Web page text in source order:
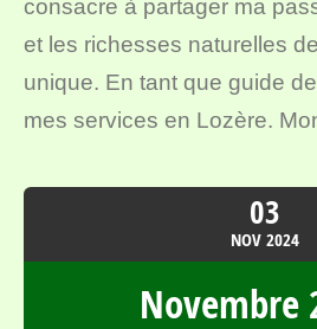
consacre à partager ma
et les richesses naturelles
unique. En tant que guide
mes services en Lozère.
03
NOV2024
Novembre